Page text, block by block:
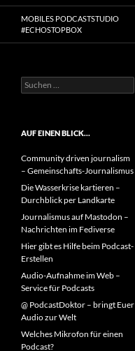
MOBILES PODCASTSTUDIO
#ECHOSTOPBOX
Suchen
nach:
AUF EINEN BLICK…
Community driven journalism
– Gemeinschafts-Journalismus
Die Wasserkrise kartieren –
Durchblick per Landkarte
Journalismus auf Mastodon –
Nachrichten im Fediverse
Hier gibt es Hilfe beim Podcast-
Erstellen
Audio-Aufnahme im Web –
Service für Podcasts
@ PodcastDoktor – bringt Euer
Audio zur Welt
Welches Mikrofon für einen
Podcast?